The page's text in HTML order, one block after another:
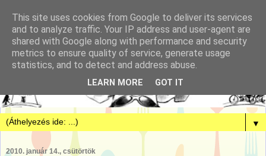
▼
2010. január 14., csütörtök
This site uses cookies from Google to deliver its services
and to analyze traffic. Your IP address and user-agent are
shared with Google along with performance and security
metrics to ensure quality of service, generate usage
statistics, and to detect and address abuse.
LEARN MORE GOT IT